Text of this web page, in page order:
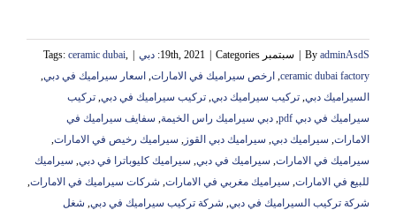
By adminAsdS سبتمبر 19th, 2021 Categories: دبي Tags: ceramic dubai,
ceramic dubai factory
, ارخص سيراميك في الامارات, اسعار سيراميك في دبي,
السيراميك دبي, تركيب سيراميك دبي, تركيب سيراميك في دبي, تركيب
سيراميك في دبي pdf
, دبي سيراميك راس الخيمة, سفايف سيراميك في
الامارات, سيراميك دبي, سيراميك دبي القوز , سيراميك رخيص في الامارات,
سيراميك في الامارات, سيراميك في دبي, سيراميك كليوباترا في دبي, سيراميك
للبيع في الامارات, سيراميك مغربي في الامارات, شركات سيراميك في الامارات,
شركة تركيب السيراميك في دبي, شركة تركيب سيراميك في دبي, شغل